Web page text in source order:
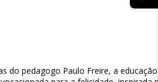
do pedagogo Paulo Freire, a